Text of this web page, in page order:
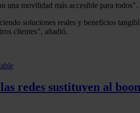
una movilidad más accesible para todos".
soluciones reales y beneficios
clientes", añadió.
redes sustituyen al